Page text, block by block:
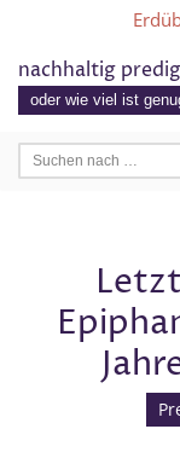
Zum
Inhalt
nachhaltig
oder wie viel ist